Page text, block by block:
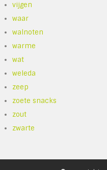
vijgen
waar
walnoten
warme
wat
weleda
zeep
zoete snacks
zout
zwarte